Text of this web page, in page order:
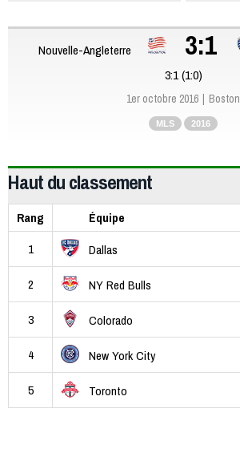
Nouvelle-Angleterre 3:1
3:1 (1:0)
1er octobre 2016 Boston
MLS 2016
Haut du classement
Rang Équipe
1
Dallas
2 NY Red Bulls
3 Colorado
4 New York City
5 Toronto